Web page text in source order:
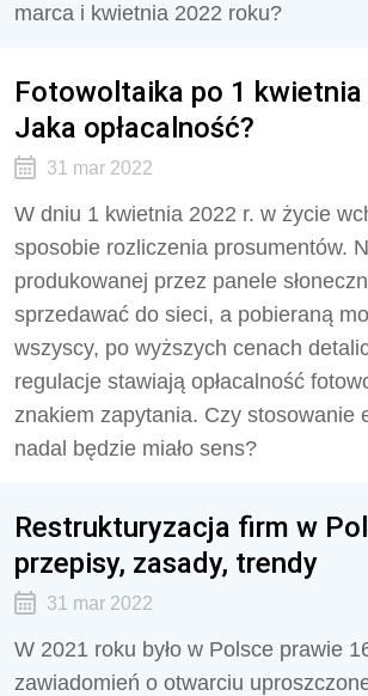
marca i kwietnia 2022 roku?
Fotowoltaika po 1 kwietnia
Jaka opłacalność?
31 mar 2022
W dniu 1 kwietnia 2022 r. w życie
sposobie rozliczenia prosumentów.
produkowanej przez panele
sprzedawać do sieci, a pobieraną
wszyscy, po wyższych cenach
regulacje stawiają opłacalność
znakiem zapytania. Czy stosowanie
nadal będzie miało sens?
Restrukturyzacja firm w
przepisy, zasady, trendy
31 mar 2022
W 2021 roku było w Polsce prawie
zawiadomień o otwarciu